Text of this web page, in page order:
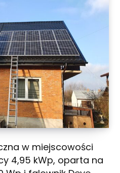
w miejscowości
4,95 kWp, oparta na